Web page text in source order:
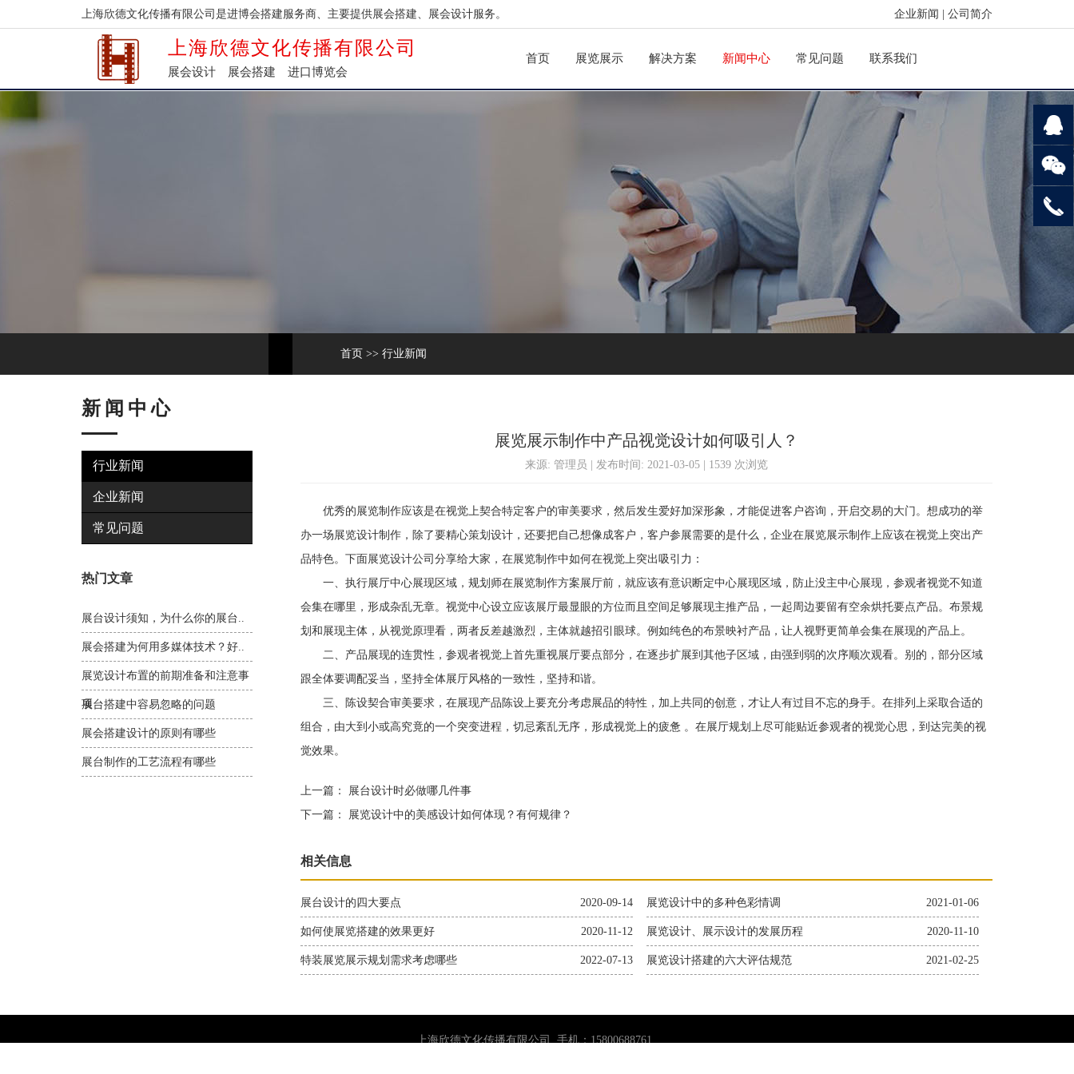
企业新闻 公司简介
上海欣德文化传播有限公司是进博会搭建服务商、主要提供展会搭建、展会设计服务。
上海欣德文化传播有限公司
展会设计 展会搭建 进口博览会
首页 展览展示 解决方案 新闻中心 常见问题 联系我们
首页 >> 行业新闻
新闻中心
行业新闻
企业新闻
常见问题
热门文章
展台设计须知，为什么你的展台..
展会搭建为何用多媒体技术？好..
展览设计布置的前期准备和注意事
项
展台搭建中容易忽略的问题
展会搭建设计的原则有哪些
展台制作的工艺流程有哪些
展览展示制作中产品视觉设计如何吸引人？
来源: 管理员 | 发布时间: 2021-03-05 | 1539 次浏览
优秀的展览制作应该是在视觉上契合特定客户的审美要求，然后发生爱好加深形象，才能促进客户咨询，开启交易的大门。想成功的举
办一场展览设计制作，除了要精心策划设计，还要把自己想像成客户，客户参展需要的是什么，企业在展览展示制作上应该在视觉上突出产
品特色。下面展览设计公司分享给大家，在展览制作中如何在视觉上突出吸引力：
一、执行展厅中心展现区域，规划师在展览制作方案展厅前，就应该有意识断定中心展现区域，防止没主中心展现，参观者视觉不知道
会集在哪里，形成杂乱无章。视觉中心设立应该展厅最显眼的方位而且空间足够展现主推产品，一起周边要留有空余烘托要点产品。布景规
划和展现主体，从视觉原理看，两者反差越激烈，主体就越招引眼球。例如纯色的布景映衬产品，让人视野更简单会集在展现的产品上。
二、产品展现的连贯性，参观者视觉上首先重视展厅要点部分，在逐步扩展到其他子区域，由强到弱的次序顺次观看。别的，部分区域
跟全体要调配妥当，坚持全体展厅风格的一致性，坚持和谐。
三、陈设契合审美要求，在展现产品陈设上要充分考虑展品的特性，加上共同的创意，才让人有过目不忘的身手。在排列上采取合适的
组合，由大到小或高究竟的一个突变进程，切忌紊乱无序，形成视觉上的疲惫 。在展厅规划上尽可能贴近参观者的视觉心思，到达完美的视
觉效果。
上一篇：
展台设计时必做哪几件事
下一篇：
展览设计中的美感设计如何体现？有何规律？
相关信息
2020-09-14
展台设计的四大要点 2021-01-06
展览设计中的多种色彩情调
2020-11-12
如何使展览搭建的效果更好 2020-11-10
展览设计、展示设计的发展历程
2022-07-13
特装展览展示规划需求考虑哪些 2021-02-25
展览设计搭建的六大评估规范
上海欣德文化传播有限公司 手机：15800688761